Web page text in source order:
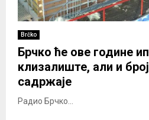
Brčko
Брчко ће ове године
клизалиште, али и
садржаје
Радио Брчко...